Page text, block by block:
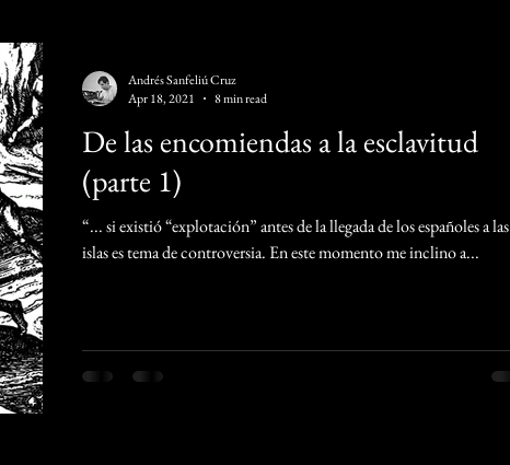
De las encomiendas a la esclavitud
(parte 1)
“... si existió “explotación” antes de la llegada de los españoles a las
islas es tema de controversia. En este momento me inclino a...
Andrés Sanfeliú Cruz
Apr 18, 2021
8 min read